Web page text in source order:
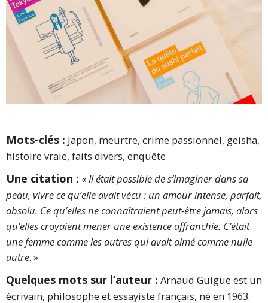
Mots-clés : Japon, meurtre, crime passionnel, geisha,
histoire vraie, faits divers, enquête
Une citation : «Il était possible de s’imaginer dans sa
peau, vivre ce qu’elle avait vécu : un amour intense, parfait,
absolu. Ce qu’elles ne connaîtraient peut-être jamais, alors
qu’elles croyaient mener une existence affranchie. C’était
une femme comme les autres qui avait aimé comme nulle
autre. »
Quelques mots sur l’auteur : Arnaud Guigue est un
écrivain, philosophe et essayiste français, né en 1963.